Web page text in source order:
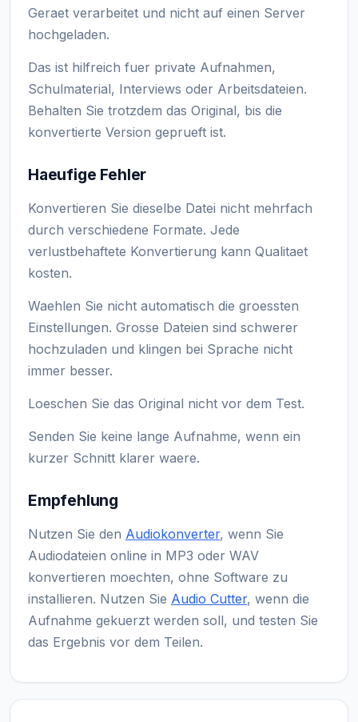
Geraet verarbeitet und nicht auf einen Server
hochgeladen.
Das ist hilfreich fuer private Aufnahmen,
Schulmaterial, Interviews oder Arbeitsdateien.
Behalten Sie trotzdem das Original, bis die
konvertierte Version geprueft ist.
Haeufige Fehler
Konvertieren Sie dieselbe Datei nicht mehrfach
durch verschiedene Formate. Jede
verlustbehaftete Konvertierung kann Qualitaet
kosten.
Waehlen Sie nicht automatisch die groessten
Einstellungen. Grosse Dateien sind schwerer
hochzuladen und klingen bei Sprache nicht
immer besser.
Loeschen Sie das Original nicht vor dem Test.
Senden Sie keine lange Aufnahme, wenn ein
kurzer Schnitt klarer waere.
Empfehlung
Nutzen Sie den Audiokonverter, wenn Sie
Audiodateien online in MP3 oder WAV
konvertieren moechten, ohne Software zu
installieren. Nutzen Sie Audio Cutter, wenn die
Aufnahme gekuerzt werden soll, und testen Sie
das Ergebnis vor dem Teilen.